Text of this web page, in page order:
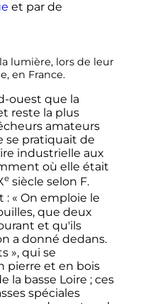
et par de
lumière, lors de leur
en France.
ouest que la
reste la plus
amateurs
se pratiquait de
industrielle aux
où elle était
e siècle selon F.
: « On emploie le
que deux
et qu'ils
a donné dedans.
», qui se
pierre et en bois
la basse Loire ; ces
spéciales